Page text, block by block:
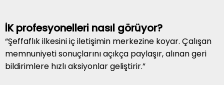
İK profesyonelleri nasıl görüyor?
“Şeffaflık ilkesini iç iletişimin merkezine koyar. Çalışan
memnuniyeti sonuçlarını açıkça paylaşır, alınan geri
bildirimlere hızlı aksiyonlar geliştirir.”